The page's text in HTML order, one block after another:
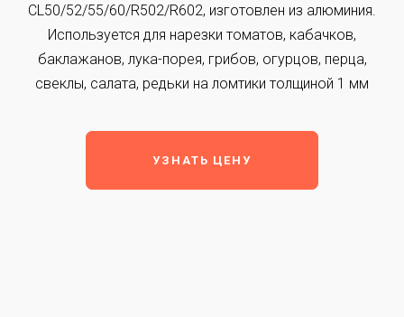
CL50/52/55/60/R502/R602, изготовлен из алюминия.
Используется для нарезки томатов, кабачков,
баклажанов, лука-порея, грибов, огурцов, перца,
свеклы, салата, редьки на ломтики толщиной 1 мм
УЗНАТЬ ЦЕНУ